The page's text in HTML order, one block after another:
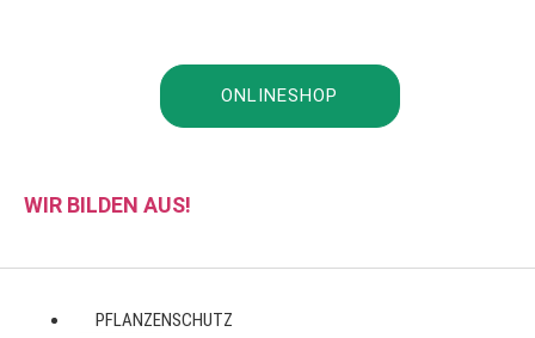
ONLINESHOP
WIR BILDEN AUS!
PFLANZENSCHUTZ